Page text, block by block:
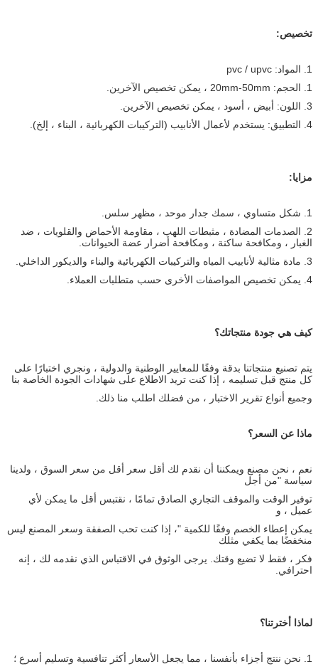
تخصيص:
1. المواد: pvc / upvc
1. الحجم: 20mm-50mm ، يمكن تخصيص الآخرين.
3. اللون: أبيض ، أسود ، يمكن تخصيص الآخرين.
4. التطبيق: يستخدم لأعمال الأنابيب (التركيبات الكهربائية ، البناء ، إلخ).
مزايا:
1. شكل متساوي ، سمك جدار موحد ، مظهر سلس.
2. الصدمات المضادة ، مثبطات اللهب ، مقاومة الأحماض والقلويات ، ضد
الغبار ، ومكافحة ساكنة ، ومكافحة أضرار عضة الحيوانات.
3. مادة مثالية لأنابيب المياه والتركيبات الكهربائية والبناء والديكور الداخلي.
4. يمكن تخصيص المواصفات الأخرى حسب متطلبات العملاء.
كيف هي جودة منتجاتك؟
يتم تصنيع منتجاتنا بدقة وفقًا للمعايير الوطنية والدولية ، ونجري اختبارًا على
كل منتج قبل تسليمه ، إذا كنت تريد الاطلاع على شهادات الجودة الخاصة بنا
وجميع أنواع تقرير الاختبار ، من فضلك اطلب منا ذلك.
ماذا عن السعر؟
نعم ، نحن مصنع ويمكننا أن نقدم لك أقل سعر أقل من سعر السوق ، ولدينا
سياسة "من أجل
توفير الوقت والموقف التجاري الصادق تمامًا ، نقتبس أقل ما يمكن لأي
عميل ، و
يمكن إعطاء الخصم وفقًا للكمية "، إذا كنت تحب الصفقة وسعر المصنع ليس
منخفضًا بما يكفي مثلك
فكر ، فقط لا تضيع وقتك. يرجى الوثوق في الاقتباس الذي نقدمه لك ، إنه
احترافي.
لماذا أخترتنا؟
1. نحن ننتج أجزاء بأنفسنا ، مما يجعل الأسعار أكثر تنافسية وتسليم أسرع ؛